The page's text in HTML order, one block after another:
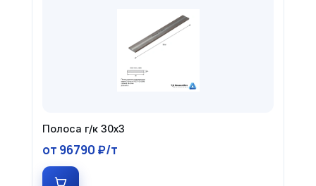
Полоса г/к 30х3
от 96790 ₽/т